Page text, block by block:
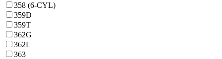
358 (6-CYL)
359D
359T
362G
362L
363